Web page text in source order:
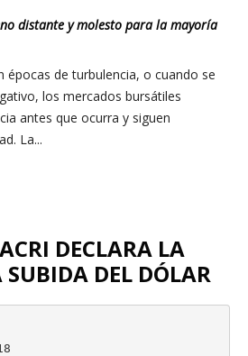
distante y molesto para la mayoría
épocas de turbulencia, o cuando se
los mercados bursátiles
antes que ocurra y siguen
La...
DECLARA LA
SUBIDA DEL DÓLAR